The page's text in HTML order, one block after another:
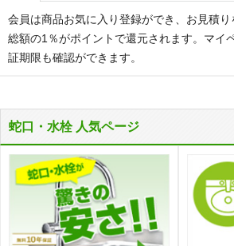
会員は商品お気に入り登録ができ、お見積り
総額の1％がポイントで還元されます。マイ
証期限も確認ができます。
蛇口・水栓 人気ページ